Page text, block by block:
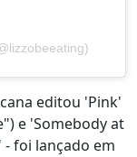
editou 'Pink'
e 'Somebody at
foi lançado em